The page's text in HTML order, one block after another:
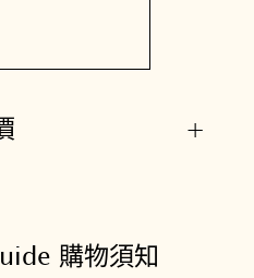
+
購物須知